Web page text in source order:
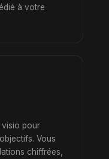
à votre
visio pour
Vous
chiffrées,